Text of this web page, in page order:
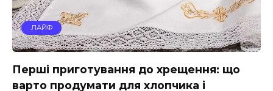
ЛАЙФ
Перші приготування до хрещення: що
варто продумати для хлопчика і